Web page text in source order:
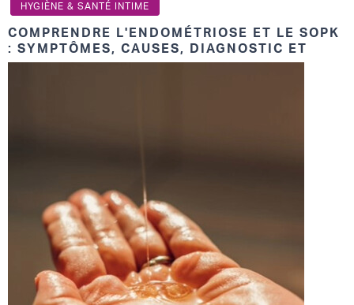
HYGIÈNE & SANTÉ INTIME
COMPRENDRE L'ENDOMÉTRIOSE ET LE SOPK
: SYMPTÔMES, CAUSES, DIAGNOSTIC ET
TRAITEMENT